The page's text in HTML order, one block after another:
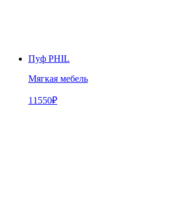
Пуф PHIL
Мягкая мебель
11550₽